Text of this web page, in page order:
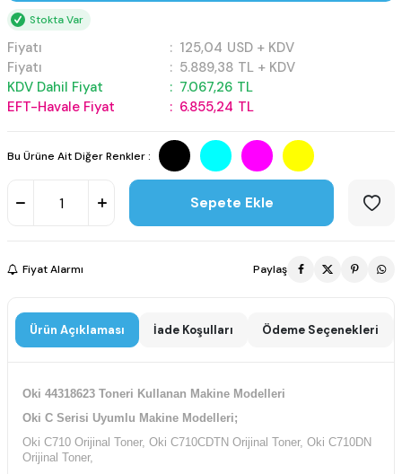
Stokta Var
Fiyatı : 125,04 USD + KDV
Fiyatı
: 5.889,38 TL + KDV
KDV Dahil Fiyat
: 7.067,26 TL
EFT-Havale Fiyat
: 6.855,24 TL
Bu Ürüne Ait Diğer Renkler :
Sepete Ekle
Fiyat Alarmı Paylaş
Ürün Açıklaması İade Koşulları Ödeme Seçenekleri
Oki 44318623 Toneri Kullanan Makine Modelleri
Oki C Serisi Uyumlu Makine Modelleri;
Oki C710 Orijinal Toner, Oki C710CDTN Orijinal Toner, Oki C710DN
Orijinal Toner,